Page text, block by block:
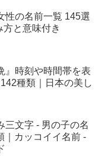
性の名前一覧 145選
方と意味付き
』時刻や時間帯を表
種類｜日本の美し
三文字 - 男の子の名
｜カッコイイ名前 -